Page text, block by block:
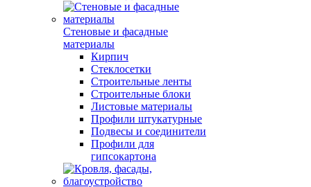
Стеновые и фасадные
материалы
Кирпич
Стеклосетки
Строительные ленты
Строительные блоки
Листовые материалы
Профили штукатурные
Подвесы и соединители
Профили для
гипсокартона